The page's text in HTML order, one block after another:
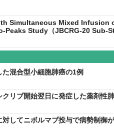
Simultaneous Mixed Infusion
Peaks Study（JBCRG-20 Sub-
混合型小細胞肺癌の1例
リブ開始翌日に発症した薬剤性
してニボルマブ投与で病勢制御